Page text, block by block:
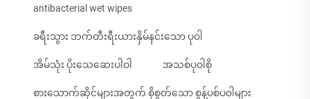
antibacterial wet wipes
ခရီးသွား ဘက်တီးရီးယားနှိမ်နင်းသော ပုဝါ
အိမ်သုံး ပိုးသေဆေးပါဝါ အသစ်ပုဝါစို
စားသောက်ဆိုင်များအတွက် စိုစွတ်သော စွန့်ပစ်ပဝါများ